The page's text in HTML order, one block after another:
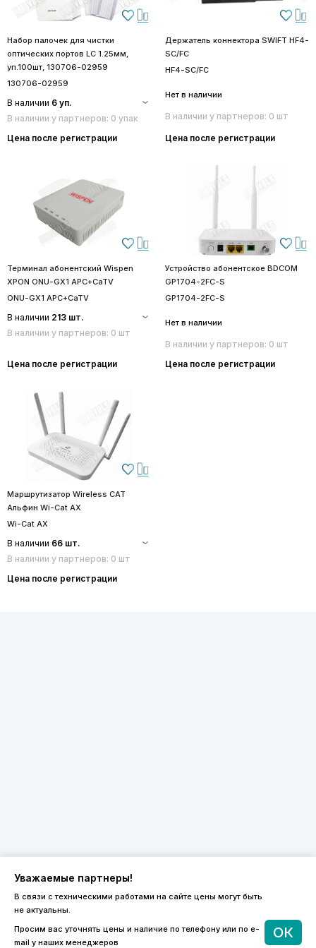
Набор палочек для чистки
оптических портов LC 1.25мм,
уп.100шт, 130706-02959
130706-02959
В наличии 6 уп.
В наличии у партнеров: 0 упак
Цена после регистрации
Держатель коннектора SWIFT HF4-
SC/FC
HF4-SC/FC
Нет в наличии
В наличии у партнеров: 0 шт
Цена после регистрации
Терминал абонентский Wispen
XPON ONU-GX1 APC+CaTV
ONU-GX1 APC+CaTV
В наличии 213 шт.
В наличии у партнеров: 0 шт
Цена после регистрации
Устройство абонентское BDCOM
GP1704-2FC-S
GP1704-2FC-S
Нет в наличии
В наличии у партнеров: 0 шт
Цена после регистрации
Маршрутизатор Wireless CAT
Альфин Wi-Cat AX
Wi-Cat AX
В наличии 66 шт.
В наличии у партнеров: 0 шт
Цена после регистрации
Уважаемые партнеры!
В связи с техническими работами на сайте цены могут быть
не актуальны.
Просим вас уточнять цены и наличие по телефону или по e-
mail у наших менеджеров
ОК
8 (800) 600-44-94
ПН-ПТ 9:00 - 18:00